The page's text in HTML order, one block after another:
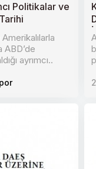
Politikalar ve
ABD’de
ayrımcı..